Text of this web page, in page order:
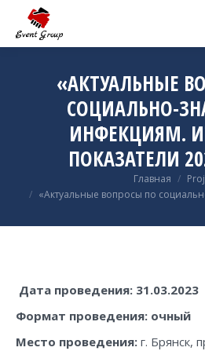
«АКТУАЛЬНЫЕ
СОЦИАЛЬНО-
ИНФЕКЦИЯМ.
ПОКАЗАТЕЛИ
Главная
«Актуальные вопросы по
Дата проведения: 31.03.2023
Формат проведения: очный
Место проведения: г. Брянск,